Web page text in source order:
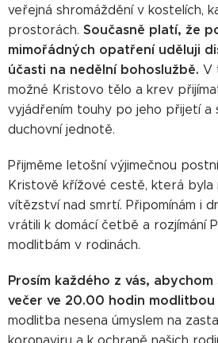
veřejná shromáždění v kostelích,
prostorách. Současně platí, že
mimořádných opatření uděluji
účasti na nedělní bohoslužbě. V
možné Kristovo tělo a krev
vyjádřením touhy po jeho přijetí a
duchovní jednotě.
Přijměme letošní výjimečnou
Kristově křížové cestě, která byla
vítězství nad smrtí. Připomínám i
vrátili k domácí četbě a rozjímání
modlitbám v rodinách.
Prosím každého z vás,
večer ve 20.00 hodin modlitbou
modlitba nesena úmyslem na
koronaviru a k ochraně našich